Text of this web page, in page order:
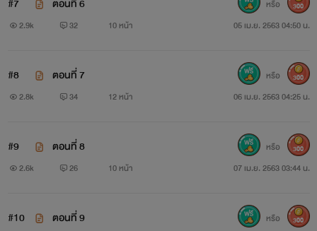
#7 ตอนที่ 6
2.9k 32 10 หน้า 05 เม.ย. 2563 04:50 น.
หรือ 300
#8 ตอนที่ 7
2.8k 34 12 หน้า 06 เม.ย. 2563 04:25 น.
หรือ 300
#9 ตอนที่ 8
2.6k 26 10 หน้า 07 เม.ย. 2563 03:44 น.
หรือ 300
#10 ตอนที่ 9 หรือ 300